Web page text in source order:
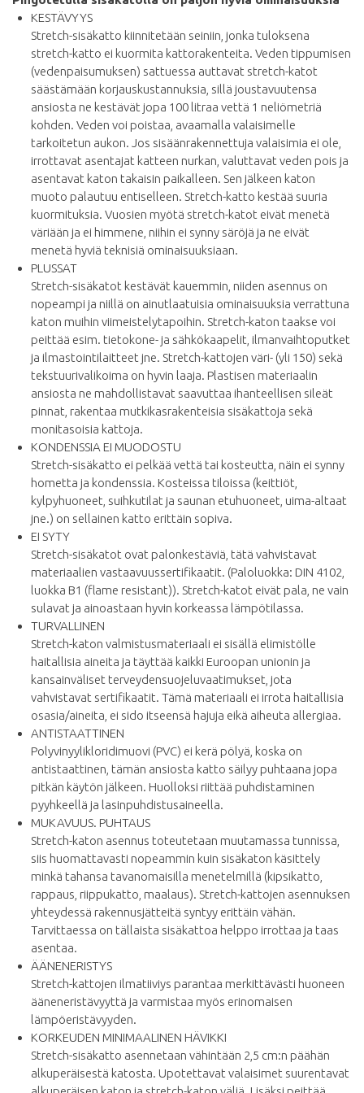
KESTÄVYYS
Stretch-sisäkatto kiinnitetään seiniin, jonka tuloksena
stretch-katto ei kuormita kattorakenteita. Veden tippumisen
(vedenpaisumuksen) sattuessa auttavat stretch-katot
säästämään korjauskustannuksia, sillä joustavuutensa
ansiosta ne kestävät jopa 100 litraa vettä 1 neliömetriä
kohden. Veden voi poistaa, avaamalla valaisimelle
tarkoitetun aukon. Jos sisäänrakennettuja valaisimia ei ole,
irrottavat asentajat katteen nurkan, valuttavat veden pois ja
asentavat katon takaisin paikalleen. Sen jälkeen katon
muoto palautuu entiselleen. Stretch-katto kestää suuria
kuormituksia. Vuosien myötä stretch-katot eivät menetä
väriään ja ei himmene, niihin ei synny säröjä ja ne eivät
menetä hyviä teknisiä ominaisuuksiaan.
PLUSSAT
Stretch-sisäkatot kestävät kauemmin, niiden asennus on
nopeampi ja niillä on ainutlaatuisia ominaisuuksia verrattuna
katon muihin viimeistelytapoihin. Stretch-katon taakse voi
peittää esim. tietokone- ja sähkökaapelit, ilmanvaihtoputket
ja ilmastointilaitteet jne. Stretch-kattojen väri- (yli 150) sekä
tekstuurivalikoima on hyvin laaja. Plastisen materiaalin
ansiosta ne mahdollistavat saavuttaa ihanteellisen sileät
pinnat, rakentaa mutkikasrakenteisia sisäkattoja sekä
monitasoisia kattoja.
KONDENSSIA EI MUODOSTU
Stretch-sisäkatto ei pelkää vettä tai kosteutta, näin ei synny
hometta ja kondenssia. Kosteissa tiloissa (keittiöt,
kylpyhuoneet, suihkutilat ja saunan etuhuoneet, uima-altaat
jne.) on sellainen katto erittäin sopiva.
EI SYTY
Stretch-sisäkatot ovat palonkestäviä, tätä vahvistavat
materiaalien vastaavuussertifikaatit. (Paloluokka: DIN 4102,
luokka B1 (flame resistant)). Stretch-katot eivät pala, ne vain
sulavat ja ainoastaan hyvin korkeassa lämpötilassa.
TURVALLINEN
Stretch-katon valmistusmateriaali ei sisällä elimistölle
haitallisia aineita ja täyttää kaikki Euroopan unionin ja
kansainväliset terveydensuojeluvaatimukset, jota
vahvistavat sertifikaatit. Tämä materiaali ei irrota haitallisia
osasia/aineita, ei sido itseensä hajuja eikä aiheuta allergiaa.
ANTISTAATTINEN
​Polyvinyylikloridimuovi (PVC) ei kerä pölyä, koska on
antistaattinen, tämän ansiosta katto säilyy puhtaana jopa
pitkän käytön jälkeen. Huolloksi riittää puhdistaminen
pyyhkeellä ja lasinpuhdistusaineella.
MUKAVUUS. PUHTAUS
Stretch-katon asennus toteutetaan muutamassa tunnissa,
siis huomattavasti nopeammin kuin sisäkaton käsittely
minkä tahansa tavanomaisilla menetelmillä (kipsikatto,
rappaus, riippukatto, maalaus). Stretch-kattojen asennuksen
yhteydessä rakennusjätteitä syntyy erittäin vähän.
Tarvittaessa on tällaista sisäkattoa helppo irrottaa ja taas
asentaa.
ÄÄNENERISTYS
Stretch-kattojen ilmatiiviys parantaa merkittävästi huoneen
ääneneristävyyttä ja varmistaa myös erinomaisen
lämpöeristävyyden.
KORKEUDEN MINIMAALINEN HÄVIKKI
Stretch-sisäkatto asennetaan vähintään 2,5 cm:n päähän
alkuperäisestä katosta. Upotettavat valaisimet suurentavat